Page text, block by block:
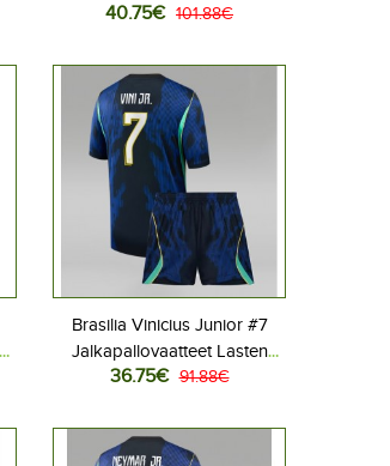
Lasten Vieraspeliasu MM-
Lyhyet housut)
40.75€ 101.88€
Brasilia Vinicius Junior #7
Jalkapallovaatteet Lasten
Vieraspeliasu MM-kisat 2026
housut)
36.75€ 91.88€